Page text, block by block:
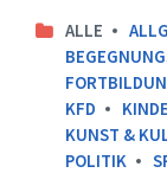
ALLE
KFD
KUNST &
POLITIK